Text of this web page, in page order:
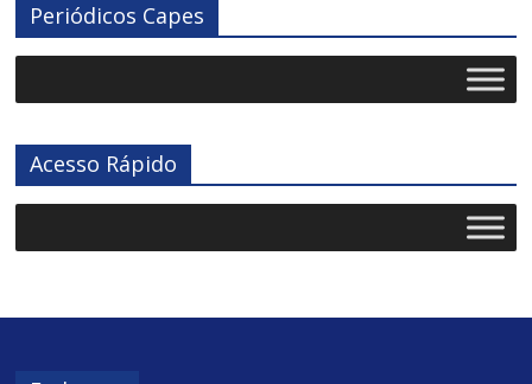
Periódicos Capes
Acesso Rápido